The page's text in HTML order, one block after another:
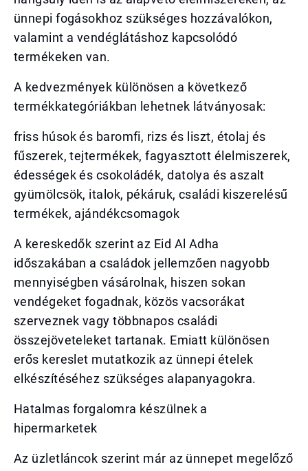
ünnepi fogásokhoz szükséges hozzávalókon,
valamint a vendéglátáshoz kapcsolódó
termékeken van.
A kedvezmények különösen a következő
termékkategóriákban lehetnek látványosak:
friss húsok és baromfi, rizs és liszt, étolaj és
fűszerek, tejtermékek, fagyasztott élelmiszerek,
édességek és csokoládék, datolya és aszalt
gyümölcsök, italok, pékáruk, családi kiszerelésű
termékek, ajándékcsomagok
A kereskedők szerint az Eid Al Adha
időszakában a családok jellemzően nagyobb
mennyiségben vásárolnak, hiszen sokan
vendégeket fogadnak, közös vacsorákat
szerveznek vagy többnapos családi
összejöveteleket tartanak. Emiatt különösen
erős kereslet mutatkozik az ünnepi ételek
elkészítéséhez szükséges alapanyagokra.
Hatalmas forgalomra készülnek a
hipermarketek
Az üzletláncok szerint már az ünnepet megelőző